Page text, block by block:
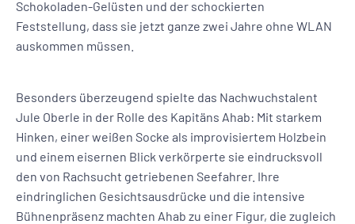
Schokoladen-Gelüsten und der schockierten
Feststellung, dass sie jetzt ganze zwei Jahre ohne WLAN
auskommen müssen.
Besonders überzeugend spielte das Nachwuchstalent
Jule Oberle in der Rolle des Kapitäns Ahab: Mit starkem
Hinken, einer weißen Socke als improvisiertem Holzbein
und einem eisernen Blick verkörperte sie eindrucksvoll
den von Rachsucht getriebenen Seefahrer. Ihre
eindringlichen Gesichtsausdrücke und die intensive
Bühnenpräsenz machten Ahab zu einer Figur, die zugleich